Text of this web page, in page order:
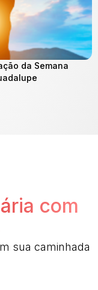
da Semana
com
sua caminhada